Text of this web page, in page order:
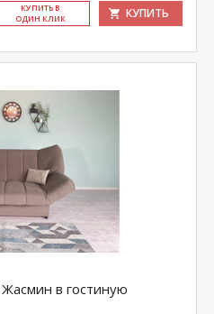
КУ­ПИТЬ В
ОДИН КЛИК
КУПИТЬ
в гостиную